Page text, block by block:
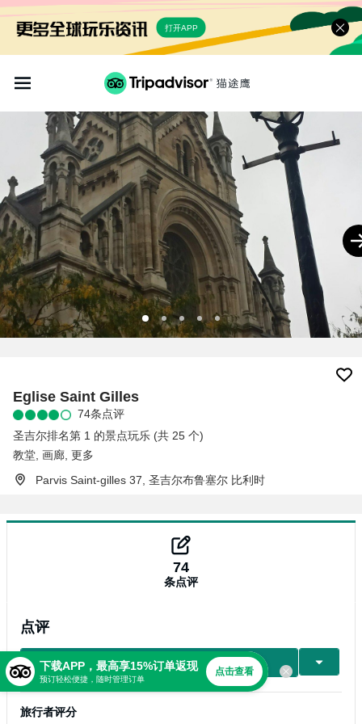
打开APP
Eglise Saint Gilles
74条点评
圣吉尔排名第 1 的景点玩乐 (共 25 个)
教堂 画廊 更多
Parvis Saint-gilles 37, 圣吉尔布鲁塞尔 比利时
74
条点评
点评
写点评
旅行者评分
下载APP，最高享15%订单返现
预订轻松便捷，随时管理订单
点击查看